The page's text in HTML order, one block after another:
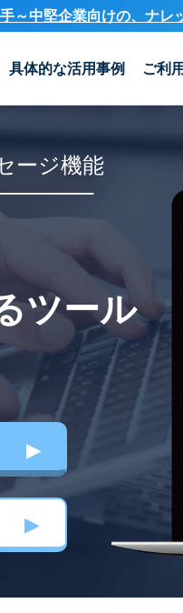
～中堅企業向けの、ナレ
具体的な活用事例 ご利
ージ機能
ツール